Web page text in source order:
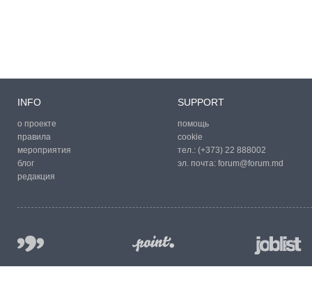
INFO
о проекте
правила
мероприятия
блог
редакция
SUPPORT
помощь
cookie
тел.: (+373) 22 888002
эл. почта: forum@forum.md